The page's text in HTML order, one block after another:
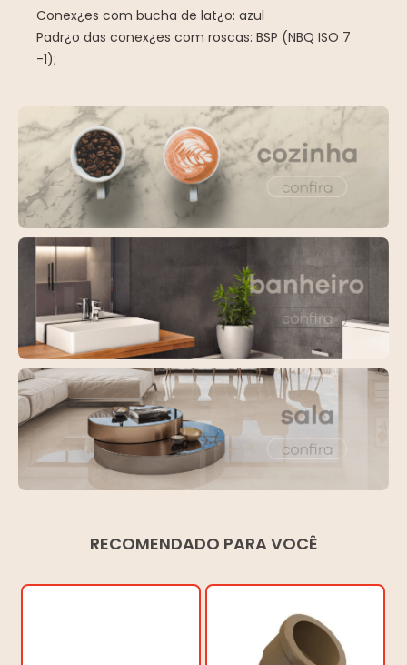
Conex¿es com bucha de lat¿o: azul
Padr¿o das conex¿es com roscas: BSP (NBQ ISO 7
-1);
RECOMENDADO PARA VOCÊ